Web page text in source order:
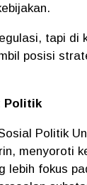
tapi di
posisi
Politik
Politik
menyoroti
lebih fokus